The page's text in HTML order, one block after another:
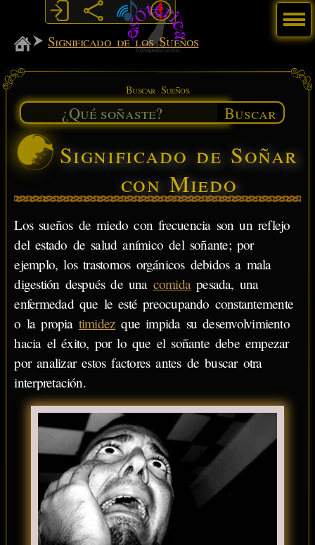
MiSabueso
Significado de los Sueños
Buscar Sueños
Buscar
Significado de Soñar
con Miedo
Los sueños de miedo con frecuencia son un reflejo
del estado de salud anímico del soñante; por
ejemplo, los trastornos orgánicos debidos a mala
digestión después de una comidapesada, una
enfermedad que le esté preocupando constantemente
o la propia timidez que impida su desenvolvimiento
hacia el éxito, por lo que el soñante debe empezar
por analizar estos factores antes de buscar otra
interpretación.
Menú